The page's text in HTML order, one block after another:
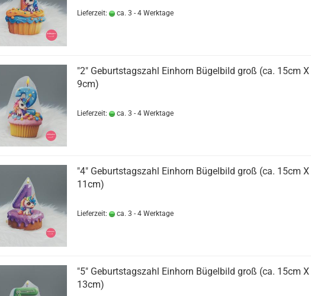
Lieferzeit: ca. 3 - 4 Werktage
"2" Geburtstagszahl Einhorn Bügelbild groß (ca. 15cm X
9cm)
Lieferzeit: ca. 3 - 4 Werktage
"4" Geburtstagszahl Einhorn Bügelbild groß (ca. 15cm X
11cm)
Lieferzeit: ca. 3 - 4 Werktage
"5" Geburtstagszahl Einhorn Bügelbild groß (ca. 15cm X
13cm)